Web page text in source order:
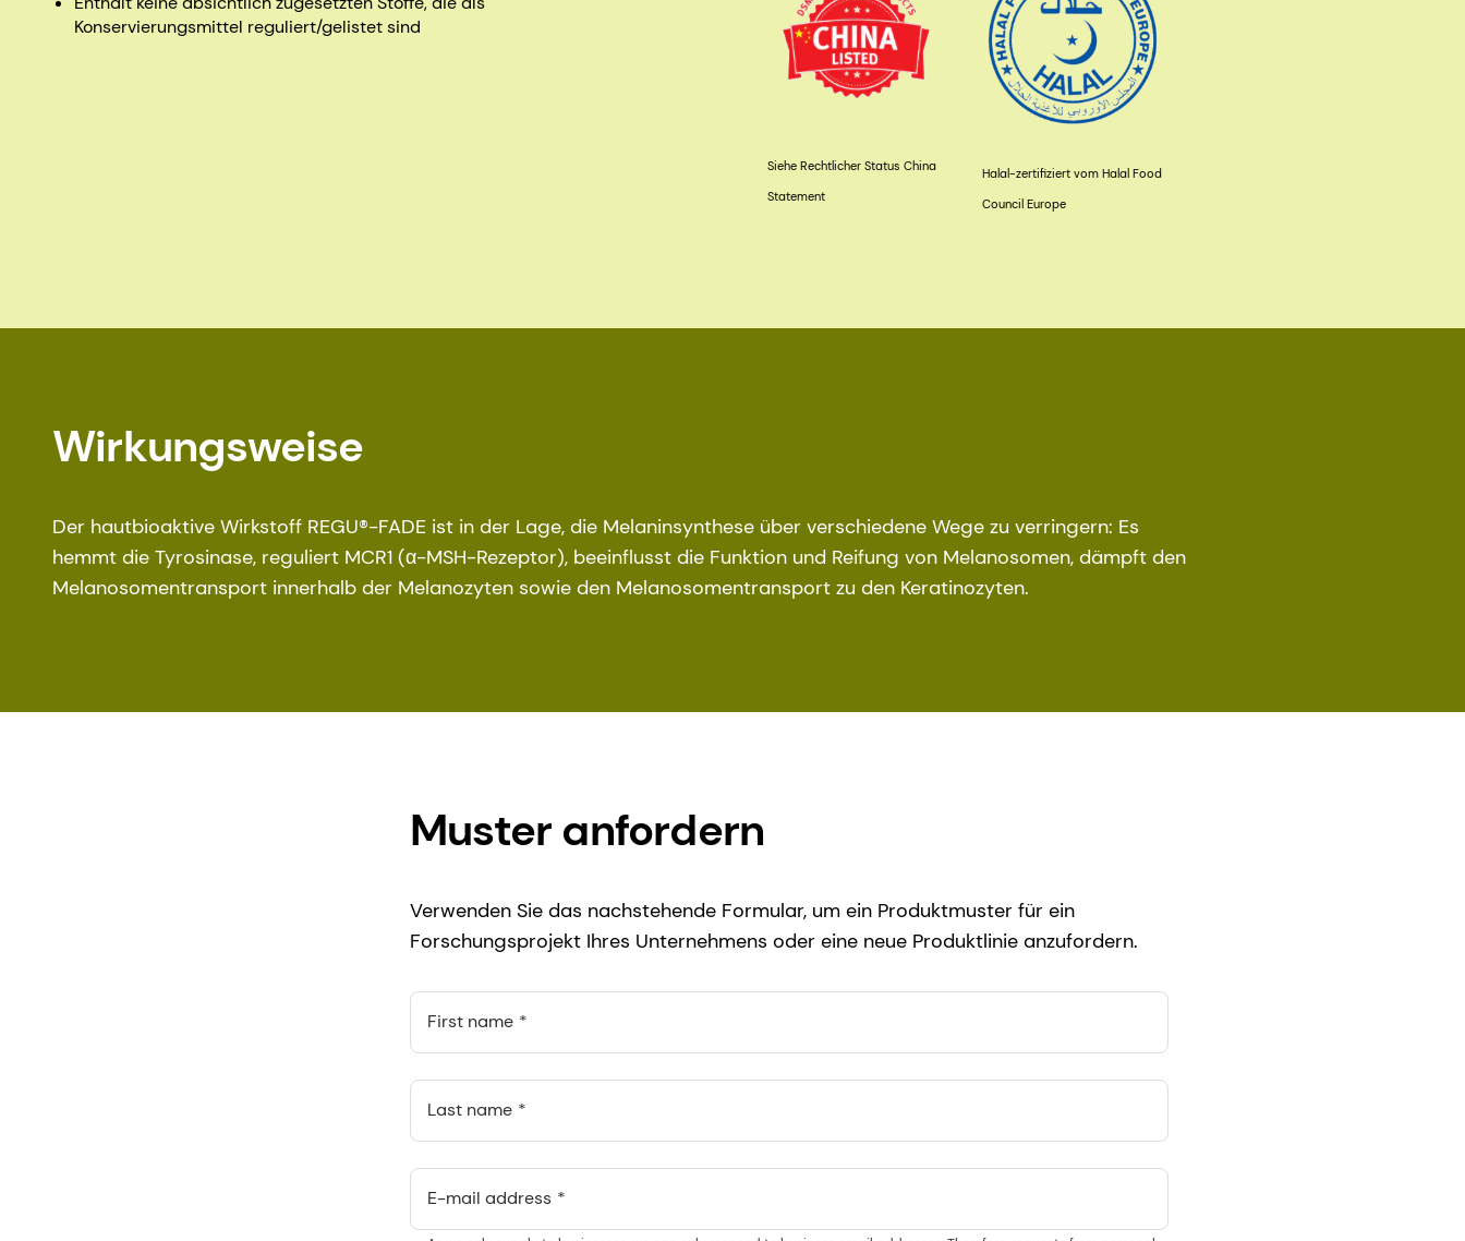
Konservierungsmittel reguliert/gelistet sind
Siehe Rechtlicher Status China
Statement
Halal-zertifiziert vom Halal Food
Council Europe
Wirkungsweise
Der hautbioaktive Wirkstoff REGU®-FADE ist in der Lage, die Melaninsynthese über verschiedene Wege zu verringern: Es
hemmt die Tyrosinase, reguliert MCR1 (α-MSH-Rezeptor), beeinflusst die Funktion und Reifung von Melanosomen, dämpft den
Melanosomentransport innerhalb der Melanozyten sowie den Melanosomentransport zu den Keratinozyten.
Muster anfordern
Verwenden Sie das nachstehende Formular, um ein Produktmuster für ein
Forschungsprojekt Ihres Unternehmens oder eine neue Produktlinie anzufordern.
First name
Last name
E-mail address